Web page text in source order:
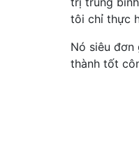
tôi chỉ thực
Nó siêu đơn
thành tốt